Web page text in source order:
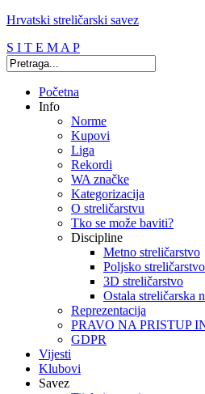
Hrvatski streličarski savez
S I T E M A P
Početna
Info
Norme
Kupovi
Liga
Rekordi
WA značke
Kategorizacija
O streličarstvu
Tko se može baviti?
Discipline
Metno streličarstvo
Poljsko
3D streličarstvo
Ostala streličarska
Reprezentacija
PRAVO NA PRISTUP
GDPR
Vijesti
Klubovi
Savez